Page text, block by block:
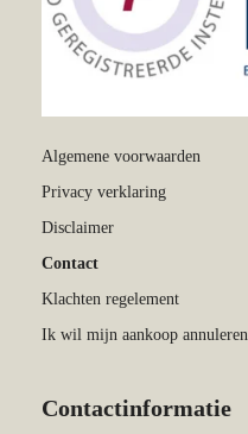
Algemene voorwaarden
Privacy verklaring
Disclaimer
Contact
Klachten regelement
Ik wil mijn aankoop annuleren
Contactinformatie